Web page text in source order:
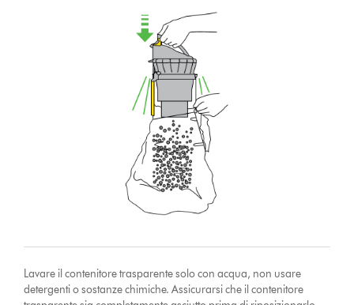
Lavare il contenitore trasparente solo con acqua, non usare
detergenti o sostanze chimiche. Assicurarsi che il contenitore